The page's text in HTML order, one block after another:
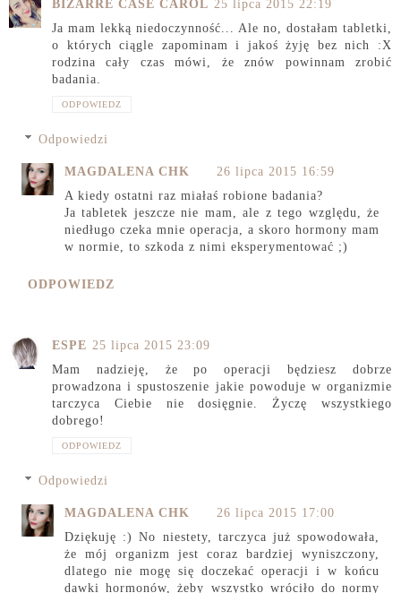
BIZARRE CASE CAROL 25 lipca 2015 22:19
Ja mam lekką niedoczynność... Ale no, dostałam tabletki,
o których ciągle zapominam i jakoś żyję bez nich :X
rodzina cały czas mówi, że znów powinnam zrobić
badania.
ODPOWIEDZ
Odpowiedzi
MAGDALENA CHK
26 lipca 2015 16:59
A kiedy ostatni raz miałaś robione badania?
Ja tabletek jeszcze nie mam, ale z tego względu, że
niedługo czeka mnie operacja, a skoro hormony mam
w normie, to szkoda z nimi eksperymentować ;)
ODPOWIEDZ
ESPE 25 lipca 2015 23:09
Mam nadzieję, że po operacji będziesz dobrze
prowadzona i spustoszenie jakie powoduje w organizmie
tarczyca Ciebie nie dosięgnie. Życzę wszystkiego
dobrego!
ODPOWIEDZ
Odpowiedzi
MAGDALENA CHK
26 lipca 2015 17:00
Dziękuję :) No niestety, tarczyca już spowodowała,
że mój organizm jest coraz bardziej wyniszczony,
dlatego nie mogę się doczekać operacji i w końcu
dawki hormonów, żeby wszystko wróciło do normy